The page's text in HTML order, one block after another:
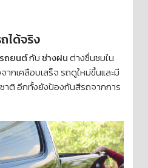
ได้จริง
ถยนต์กับ ช่างฝนต่างชื่นชมใน
ากเคลือบเสร็จ รถดูใหม่ขึ้นและมี
าติ อีกทั้งยังป้องกันสีรถจากการ